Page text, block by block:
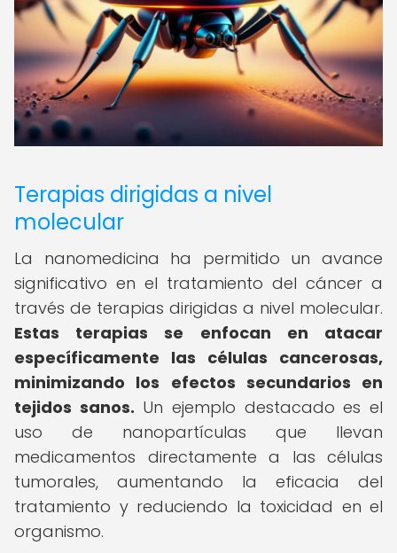
Terapias dirigidas a nivel
molecular
La nanomedicina ha permitido un avance
significativo en el tratamiento del cáncer a
través de terapias dirigidas a nivel molecular.
Estas terapias se enfocan en atacar
específicamente las células cancerosas,
minimizando los efectos secundarios en
tejidos sanos. Un ejemplo destacado es el
uso de nanopartículas que llevan
medicamentos directamente a las células
tumorales, aumentando la eficacia del
tratamiento y reduciendo la toxicidad en el
organismo.